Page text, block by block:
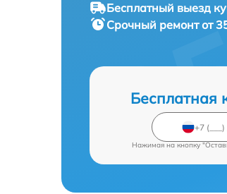
Бесплатный выезд
Срочный ремонтот
Бесплатная
Нажимая на кнопку